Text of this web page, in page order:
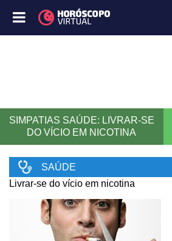
SIMPATIAS SAÚDE: LIVRAR-SE
DO VÍCIO EM NICOTINA
SAÚDE
Livrar-se do vício em nicotina